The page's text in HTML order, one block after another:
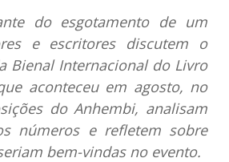
do esgotamento de um
e escritores discutem o
Bienal Internacional do Livro
aconteceu em agosto, no
do Anhembi, analisam
números e refletem sobre
bem-vindas no evento.